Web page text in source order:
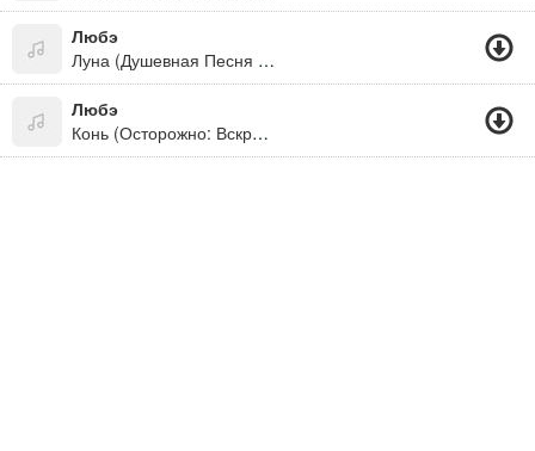
Любэ
Луна (Душевная Песня Про Волков)
Любэ
Конь (Осторожно: Вскрывные Песни!)